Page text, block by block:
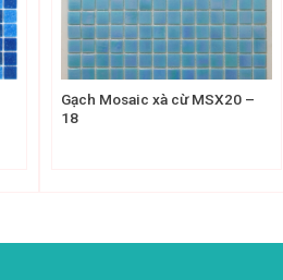
Gạch Mosaic xà cừ MSX20 –
18